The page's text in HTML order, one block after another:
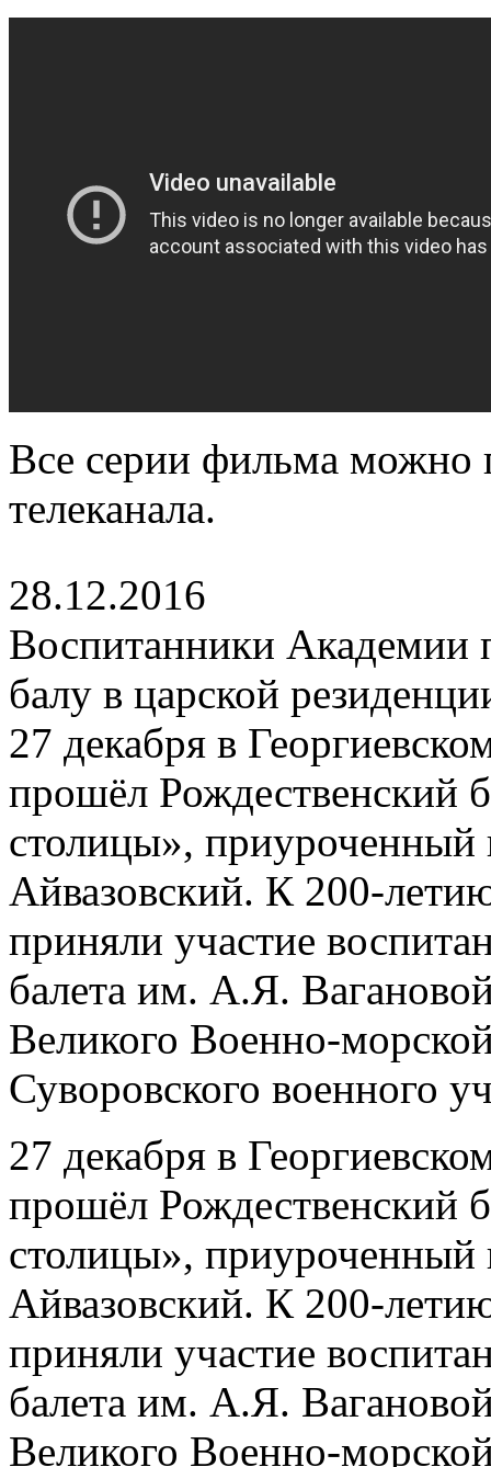
Все серии фильма можно
телеканала.
28.12.2016
Воспитанники Академии
балу в царской
27 декабря в
прошёл Рождественский
столицы»,
Айвазовский. К 200-
приняли участие
балета им. А.Я.
Великого Военно-
Суворовского военного
27 декабря в
прошёл Рождественский
столицы»,
Айвазовский. К 200-
приняли участие
балета им. А.Я.
Великого Военно-